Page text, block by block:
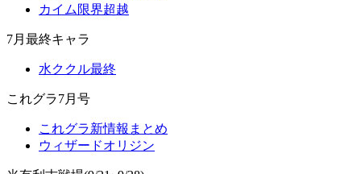
カイム限界超越
7月最終キャラ
水ククル最終
これグラ7月号
これグラ新情報まとめ
ウィザードオリジン